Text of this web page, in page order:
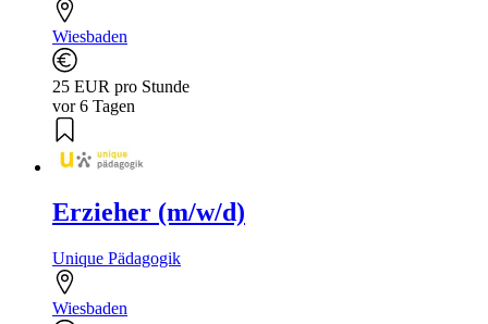
Wiesbaden
25 EUR pro Stunde
vor 6 Tagen
Erzieher (m/w/d)
Unique Pädagogik
Wiesbaden